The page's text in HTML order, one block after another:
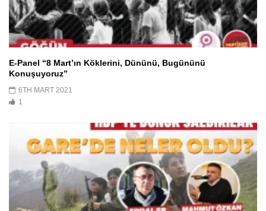
E-Panel “8 Mart’ın Köklerini, Dününü, Bugününü
Konuşuyoruz”
6TH MART 2021
1